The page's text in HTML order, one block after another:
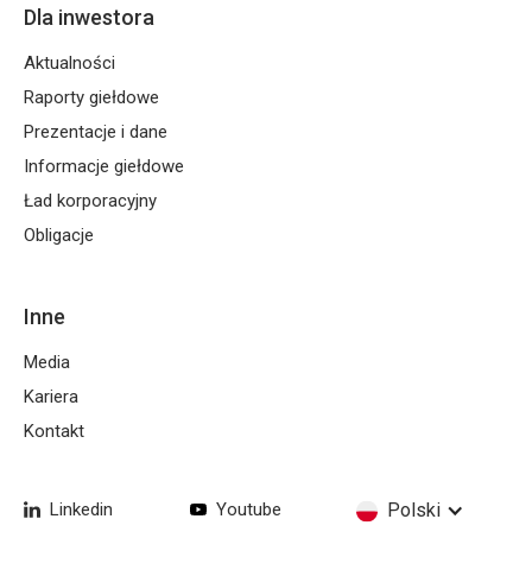
Linkedin Youtube Polski
Dla inwestora
Aktualności
Raporty giełdowe
Prezentacje i dane
Informacje giełdowe
Ład korporacyjny
Obligacje
Inne
Media
Kariera
Kontakt